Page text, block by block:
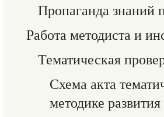
Пропаганда знаний
Работа методиста и
Тематическая
Схема акта
методике